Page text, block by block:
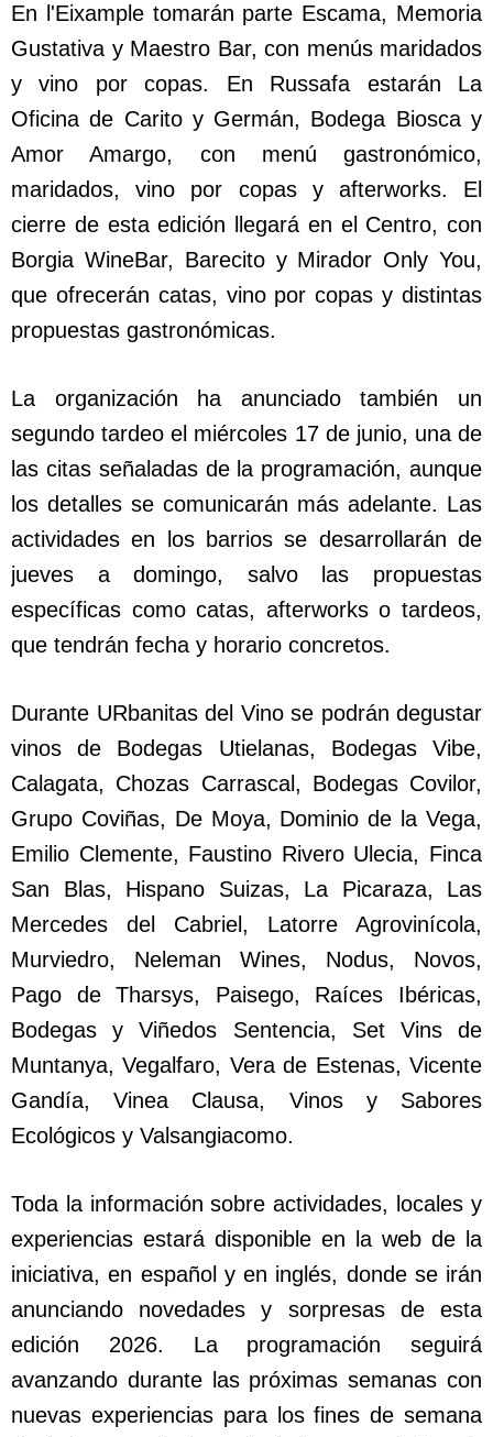
En l'Eixample tomarán parte Escama, Memoria
Gustativa y Maestro Bar, con menús maridados
y vino por copas. En Russafa estarán La
Oficina de Carito y Germán, Bodega Biosca y
Amor Amargo, con menú gastronómico,
maridados, vino por copas y afterworks. El
cierre de esta edición llegará en el Centro, con
Borgia WineBar, Barecito y Mirador Only You,
que ofrecerán catas, vino por copas y distintas
propuestas gastronómicas.
La organización ha anunciado también un
segundo tardeo el miércoles 17 de junio, una de
las citas señaladas de la programación, aunque
los detalles se comunicarán más adelante. Las
actividades en los barrios se desarrollarán de
jueves a domingo, salvo las propuestas
específicas como catas, afterworks o tardeos,
que tendrán fecha y horario concretos.
Durante URbanitas del Vino se podrán degustar
vinos de Bodegas Utielanas, Bodegas Vibe,
Calagata, Chozas Carrascal, Bodegas Covilor,
Grupo Coviñas, De Moya, Dominio de la Vega,
Emilio Clemente, Faustino Rivero Ulecia, Finca
San Blas, Hispano Suizas, La Picaraza, Las
Mercedes del Cabriel, Latorre Agrovinícola,
Murviedro, Neleman Wines, Nodus, Novos,
Pago de Tharsys, Paisego, Raíces Ibéricas,
Bodegas y Viñedos Sentencia, Set Vins de
Muntanya, Vegalfaro, Vera de Estenas, Vicente
Gandía, Vinea Clausa, Vinos y Sabores
Ecológicos y Valsangiacomo.
Toda la información sobre actividades, locales y
experiencias estará disponible en la web de la
iniciativa, en español y en inglés, donde se irán
anunciando novedades y sorpresas de esta
edición 2026. La programación seguirá
avanzando durante las próximas semanas con
nuevas experiencias para los fines de semana